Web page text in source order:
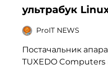
ультрабук
ProIT NEWS
Постачальник
TUXEDO